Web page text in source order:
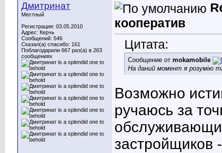
Дмитринат
Местный
Регистрация: 03.05.2010
Адрес: Керчь
Сообщений: 546
Сказал(а) спасибо: 161
Поблагодарили 667 раз(а) в 263
сообщениях
кооператив
Цитата:
Сообщение от mokamobile
На даний момент я розумію
Возможно
ручаюсь за
застройщиков